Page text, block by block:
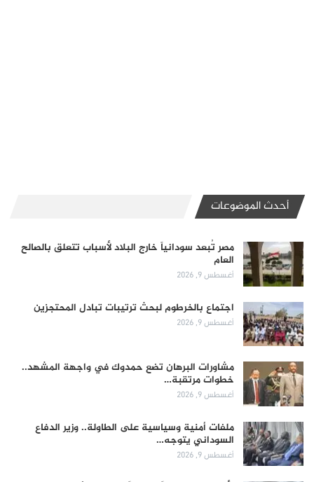
أحدث الموضوعات
مصر تُبعد سودانياً خارج البلاد لأسباب تتعلق بالصالح
العام
أغسطس 9, 2026
اجتماع بالخرطوم لبحث ترتيبات تبادل المحتجزين
أغسطس 9, 2026
مشاورات البرهان تضع حمدوك في واجهة المشهد..
خطوات مرتقبة…
أغسطس 9, 2026
ملفات أمنية وسياسية على الطاولة.. وزير الدفاع
السوداني يتوجه…
أغسطس 9, 2026